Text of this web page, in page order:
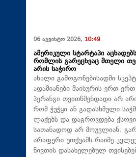
06 აგვისტო 2026, 10:49
ამერიკული სტარტაპი
რომლის გარეცხვაც მთელი
არის საჭირო
ახალი გამოგონებისადმი
ადამიანები მაისურის ერთ-
პერანგი თვითწმენდადი არ
რომ ჭუჭყი ან გადასხმული
ლაქებს და დაგროვდება
სათანადოდ არ მოუვლიან.
არაფერი უთქვამს რაიმე
ნივთის დასახელებულ